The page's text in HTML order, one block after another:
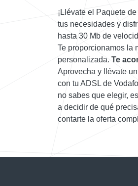
¡Llévate el Paquete
tus necesidades y
hasta 30 Mb de
Te proporcionamos la
personalizada. Te
Aprovecha y llévate
con tu ADSL de
no sabes que elegir,
a decidir de qué
contarte la oferta